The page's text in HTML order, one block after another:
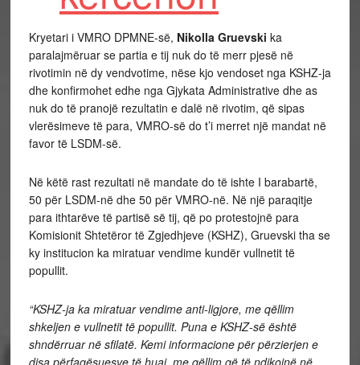
Kryetari i VMRO DPMNE-së, Nikolla Gruevski ka
paralajmëruar se partia e tij nuk do të merr pjesë në
rivotimin në dy vendvotime, nëse kjo vendoset nga KSHZ-ja
dhe konfirmohet edhe nga Gjykata Administrative dhe as
nuk do të pranojë rezultatin e dalë në rivotim, që sipas
vlerësimeve të para, VMRO-së do t’i merret një mandat në
favor të LSDM-së.
Në këtë rast rezultati në mandate do të ishte I barabartë,
50 për LSDM-në dhe 50 për VMRO-në. Në një paraqitje
para ithtarëve të partisë së tij, që po protestojnë para
Komisionit Shtetëror të Zgjedhjeve (KSHZ), Gruevski tha se
ky institucion ka miratuar vendime kundër vullnetit të
popullit.
“KSHZ-ja ka miratuar vendime anti-ligjore, me qëllim
shkeljen e vullnetit të popullit. Puna e KSHZ-së është
shndërruar në sfilatë. Kemi informacione për përzierjen e
disa përfaqësuesve të huaj, me qëllim që të ndikojnë në